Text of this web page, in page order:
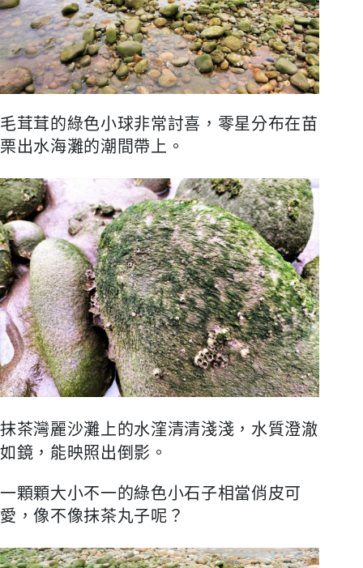
毛茸茸的綠色小球非常討喜，零星分布在苗
栗出水海灘的潮間帶上。
抹茶灣麗沙灘上的水漥清清淺淺，水質澄澈
如鏡，能映照出倒影。
一顆顆大小不一的綠色小石子相當俏皮可
愛，像不像抹茶丸子呢？